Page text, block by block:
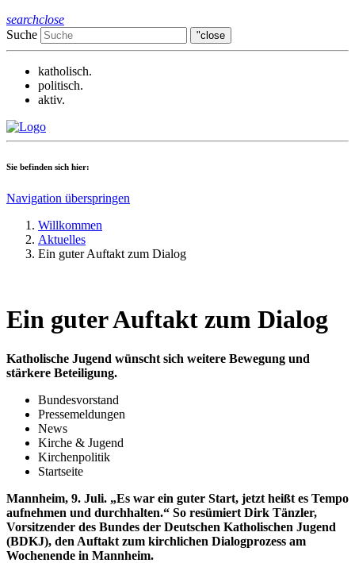
searchclose
Suche
"close
katholisch.
politisch.
aktiv.
Sie befinden sich hier:
Navigation überspringen
Willkommen
Aktuelles
Ein guter Auftakt zum Dialog
Ein guter Auftakt zum Dialog
Katholische Jugend wünscht sich weitere Bewegung und
stärkere Beteiligung.
Bundesvorstand
Pressemeldungen
News
Kirche & Jugend
Kirchenpolitik
Startseite
Mannheim, 9. Juli. „Es war ein guter Start, jetzt heißt es Tempo
aufnehmen und durchhalten.“ So resümiert Dirk Tänzler,
Vorsitzender des Bundes der Deutschen Katholischen Jugend
(BDKJ), den Auftakt zum kirchlichen Dialogprozess am
Wochenende in Mannheim.